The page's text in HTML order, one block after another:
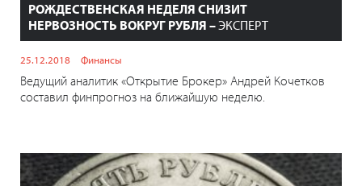
РОЖДЕСТВЕНСКАЯ НЕДЕЛЯ СНИЗИТ
НЕРВОЗНОСТЬ ВОКРУГ РУБЛЯ –ЭКСПЕРТ
25.12.2018 Финансы
Ведущий аналитик «Открытие Брокер» Андрей Кочетков
составил финпрогноз на ближайшую неделю.